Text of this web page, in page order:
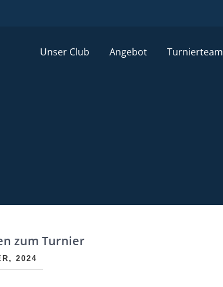
Unser Club Angebot Turnierteam
zum Turnier
2024